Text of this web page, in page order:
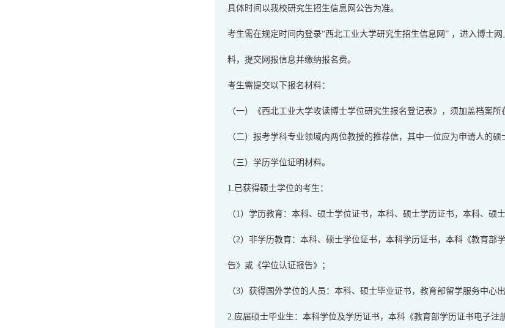
具体时间以我校研究生招生信息网公告为准。
考生需在规定时间内登录“西北工业大学研究生招生信息网” ，进入博士
料，提交网报信息并缴纳报名费。
考生需提交以下报名材料：
（一）《西北工业大学攻读博士学位研究生报名登记表》，须加盖档案所
（二）报考学科专业领域内两位教授的推荐信，其中一位应为申请人的
（三）学历学位证明材料。
1.已获得硕士学位的考生：
（1）学历教育：本科、硕士学位证书，本科、硕士学历证书，本科、硕
（2）非学历教育：本科、硕士学位证书，本科学历证书，本科《教育
告》或《学位认证报告》；
（3）获得国外学位的人员：本科、硕士毕业证书，教育部留学服务中心
2.应届硕士毕业生：本科学位及学历证书，本科《教育部学历证书电子